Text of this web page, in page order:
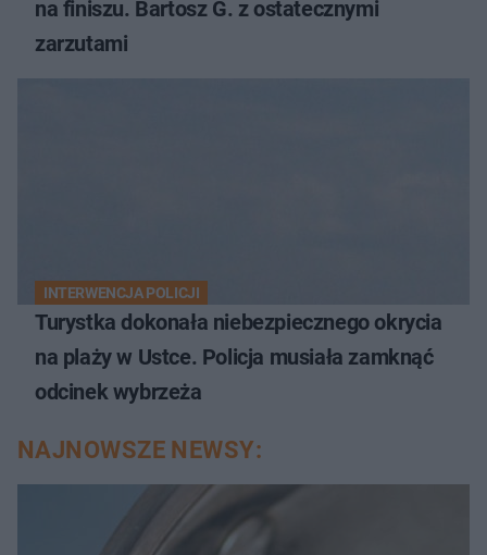
na finiszu. Bartosz G. z ostatecznymi
zarzutami
INTERWENCJA POLICJI
Turystka dokonała niebezpiecznego okrycia
na plaży w Ustce. Policja musiała zamknąć
odcinek wybrzeża
NAJNOWSZE NEWSY: